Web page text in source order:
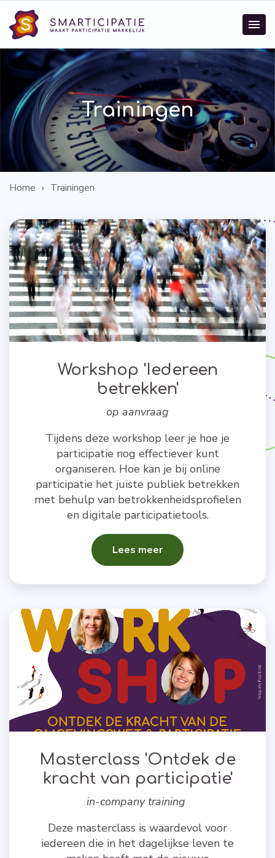
Trainingen
Home Trainingen
Workshop 'Iedereen
betrekken'
op aanvraag
Tijdens deze workshop leer je hoe je
participatie nog effectiever kunt
organiseren. Hoe kan je bij online
participatie het juiste publiek betrekken
met behulp van betrokkenheidsprofielen
en digitale participatietools.
Lees meer
Masterclass 'Ontdek de
kracht van participatie'
in-company training
Deze masterclass is waardevol voor
iedereen die in het dagelijkse leven te